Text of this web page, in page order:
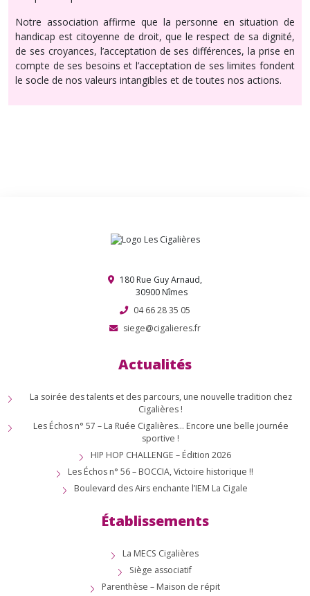
Notre association affirme que la personne en situation de
handicap est citoyenne de droit, que le respect de sa dignité,
de ses croyances, l’acceptation de ses différences, la prise en
compte de ses besoins et l’acceptation de ses limites fondent
le socle de nos valeurs intangibles et de toutes nos actions.
180 Rue Guy Arnaud,
30900 Nîmes
04 66 28 35 05
siege@cigalieres.fr
Actualités
La soirée des talents et des parcours, une nouvelle tradition chez
Cigalières !
Les Échos n° 57 – La Ruée Cigalières… Encore une belle journée
sportive !
HIP HOP CHALLENGE – Édition 2026
Les Échos n° 56 – BOCCIA, Victoire historique !!
Boulevard des Airs enchante l’IEM La Cigale
Établissements
La MECS Cigalières
Siège associatif
Parenthèse – Maison de répit